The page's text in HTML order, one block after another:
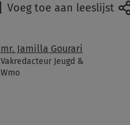
Voeg toe aan leeslijst
mr. Jamilla Gourari
Vakredacteur Jeugd &
Wmo